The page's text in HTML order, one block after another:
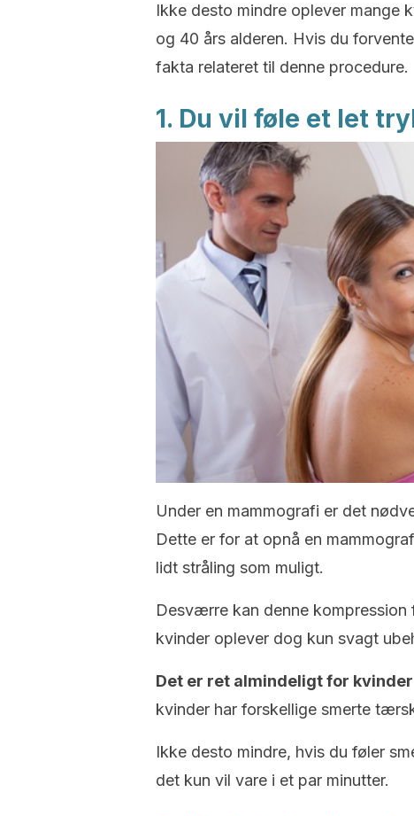
Ikke desto mindre oplever mange
og 40 års alderen. Hvis du
fakta relateret til denne procedure.
1. Du vil føle et let
Under en mammografi er det
Dette er for at opnå en
lidt stråling som muligt.
Desværre kan denne
kvinder oplever dog kun svagt
Det er ret almindeligt for
kvinder har forskellige smerte
Ikke desto mindre, hvis du føler
det kun vil vare i et par minutter.